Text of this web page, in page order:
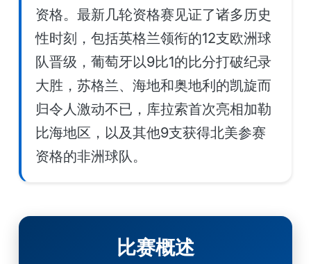
资格。最新几轮资格赛见证了诸多历史
性时刻，包括英格兰领衔的12支欧洲球
队晋级，葡萄牙以9比1的比分打破纪录
大胜，苏格兰、海地和奥地利的凯旋而
归令人激动不已，库拉索首次亮相加勒
比海地区，以及其他9支获得北美参赛
资格的非洲球队。
比赛概述